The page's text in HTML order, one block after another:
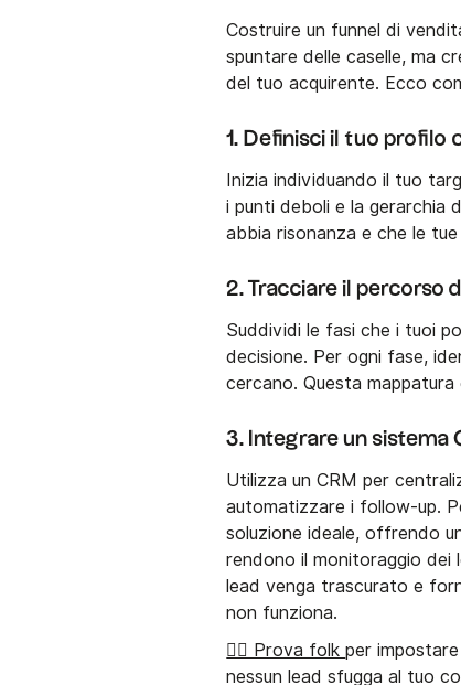
Costruire un funnel di
spuntare delle caselle, ma
del tuo acquirente. Ecco
1. Definisci il tuo profilo
Inizia individuando il tuo
i punti deboli e la gerarchia
abbia risonanza e che le
2. Tracciare il percorso
Suddividi le fasi che i tuoi
decisione. Per ogni fase,
cercano. Questa
3. Integrare un sistema
Utilizza un CRM per
automatizzare i follow-up.
soluzione ideale, offrendo
rendono il monitoraggio dei
lead venga trascurato e
non funziona.
👉🏼 Prova folkper
nessun lead sfugga al tuo